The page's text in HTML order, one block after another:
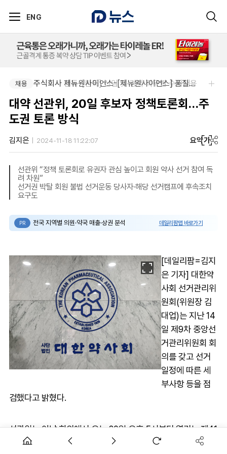
ENG
채용 주식회사 한독-[한독] 신입 및 경력 직무별 수시채용
채용 주식회사 제뉴원사이언스-[제뉴원사이언스] 품질관리약사 모집(경력무관)
대약 선관위, 20일 후보자 정책토론회…주
도권 토론 방식
김지은 2024-11-18 11:22:07 요약가
선관위 “정책 토론회로 유권자 관심 높이고 회원 약사 선거 참여 독
려 차원”
선거권 박탈 회원 불법 선거운동 당사자·해당 선거캠프에 후속조치
요구도
PR 전국 지역별 의원·약국 매출·상권 분석 데일리팜맵 바로가기
[데일리팜=김지
은 기자] 대한약
사회 선거관리위
원회(위원장 김
대업)는 지난 14
일 제9차 중앙선
거관리위원회 회
의를 갖고 선거
일정에 따른 세
부사항 등을 점
검했다고 밝혔다.
선관위는 이날 회의에서 오는 20일 오후 5시부터 열리는 제41
대 대한약사회장 후보자 정책토론회 진행방식을 확정하고 후